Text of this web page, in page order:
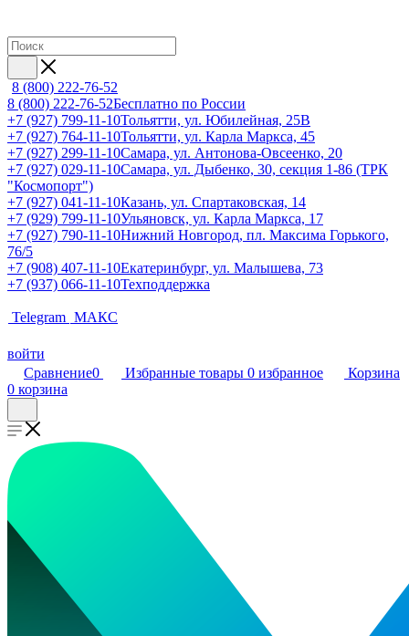
8 (800) 222-76-52
8 (800) 222-76-52Бесплатно по России
+7 (927) 799-11-10Тольятти, ул. Юбилейная, 25В
+7 (927) 764-11-10Тольятти, ул. Карла Маркса, 45
+7 (927) 299-11-10Самара, ул. Антонова-Овсеенко, 20
+7 (927) 029-11-10Самара, ул. Дыбенко, 30, секция 1-86 (ТРК
"Космопорт")
+7 (927) 041-11-10Казань, ул. Спартаковская, 14
+7 (929) 799-11-10Ульяновск, ул. Карла Маркса, 17
+7 (927) 790-11-10Нижний Новгород, пл. Максима Горького,
76/5
+7 (908) 407-11-10Екатеринбург, ул. Малышева, 73
+7 (937) 066-11-10Техподдержка
Telegram МАКС
войти
Сравнение0 Избранные товары 0 избранное
Корзина
0 корзина